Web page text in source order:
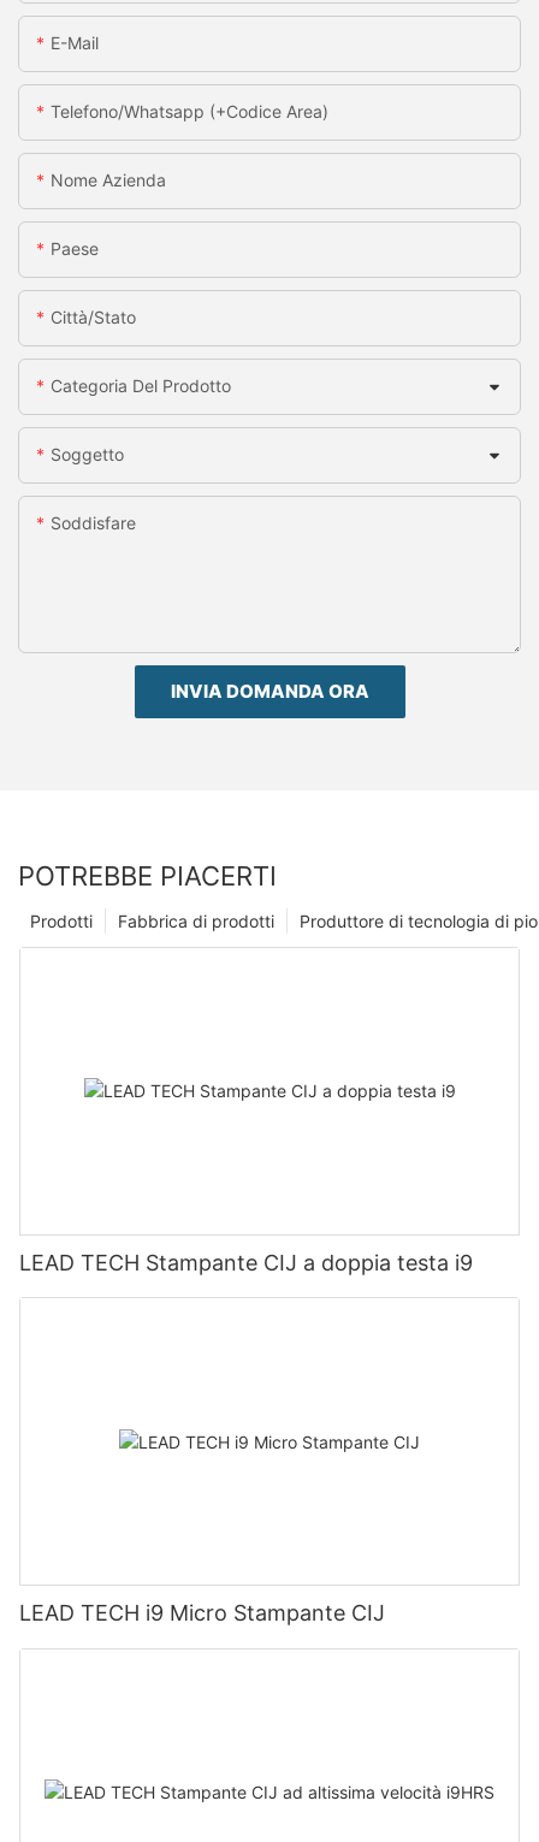
E-Mail
Telefono/whatsapp (+codice Area)
Nome Azienda
Paese
Città/stato
Categoria Del Prodotto
Soggetto
Soddisfare
INVIA DOMANDA ORA
POTREBBE PIACERTI
Produttore di tecnologia di
Fabbrica di prodotti
Prodotti
LEAD TECH Stampante CIJ a doppia testa i9
LEAD TECH i9 Micro Stampante CIJ